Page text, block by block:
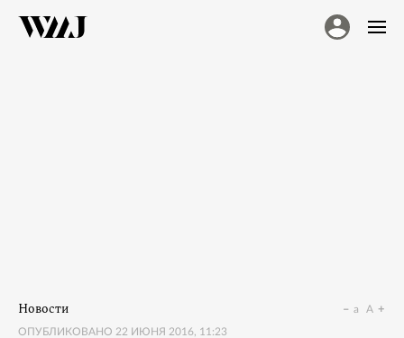
Новости
ОПУБЛИКОВАНО 22 ИЮНЯ 2016, 11:23
a A